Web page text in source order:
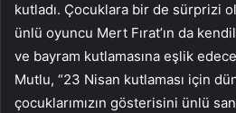
kutladı. Çocuklara bir de sürprizi
ünlü oyuncu Mert Fırat’ın da
ve bayram kutlamasına eşlik
Mutlu, “23 Nisan kutlaması için
çocuklarımızın gösterisini ünlü